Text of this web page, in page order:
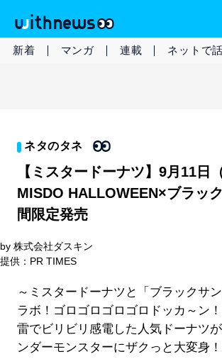
新着 マンガ 連載 ネットで
ネタのタネ
【ミスタードーナツ】9月11日
MISDO HALLOWEEN×ブラッ
間限定発売
by 株式会社ダスキン
提供：PR TIMES
～ミスタードーナツと「ブラックサ
ラボ！ゴロゴロゴロゴロドッカ～ン
雷でビリビリ感電した人気ドーナツ
ンダーモンスターにザクっと大変身